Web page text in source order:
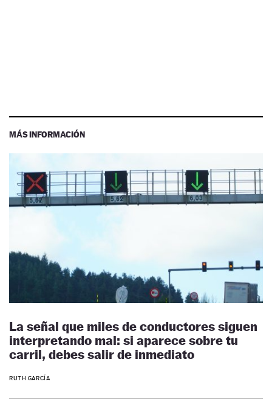
MÁS INFORMACIÓN
La señal que miles de conductores siguen
interpretando mal: si aparece sobre tu
carril, debes salir de inmediato
RUTH GARCÍA